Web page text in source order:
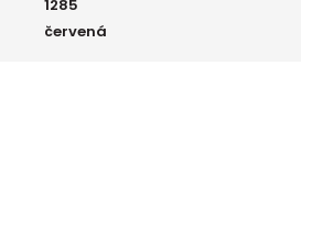
1285
červená